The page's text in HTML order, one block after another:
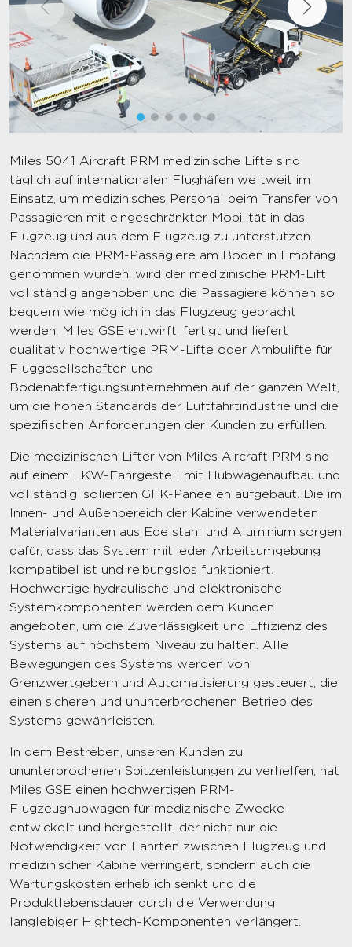
Miles 5041 Aircraft PRM medizinische Lifte sind
täglich auf internationalen Flughäfen weltweit im
Einsatz, um medizinisches Personal beim Transfer von
Passagieren mit eingeschränkter Mobilität in das
Flugzeug und aus dem Flugzeug zu unterstützen.
Nachdem die PRM-Passagiere am Boden in Empfang
genommen wurden, wird der medizinische PRM-Lift
vollständig angehoben und die Passagiere können so
bequem wie möglich in das Flugzeug gebracht
werden. Miles GSE entwirft, fertigt und liefert
qualitativ hochwertige PRM-Lifte oder Ambulifte für
Fluggesellschaften und
Bodenabfertigungsunternehmen auf der ganzen Welt,
um die hohen Standards der Luftfahrtindustrie und die
spezifischen Anforderungen der Kunden zu erfüllen.
Die medizinischen Lifter von Miles Aircraft PRM sind
auf einem LKW-Fahrgestell mit Hubwagenaufbau und
vollständig isolierten GFK-Paneelen aufgebaut. Die im
Innen- und Außenbereich der Kabine verwendeten
Materialvarianten aus Edelstahl und Aluminium sorgen
dafür, dass das System mit jeder Arbeitsumgebung
kompatibel ist und reibungslos funktioniert.
Hochwertige hydraulische und elektronische
Systemkomponenten werden dem Kunden
angeboten, um die Zuverlässigkeit und Effizienz des
Systems auf höchstem Niveau zu halten. Alle
Bewegungen des Systems werden von
Grenzwertgebern und Automatisierung gesteuert, die
einen sicheren und ununterbrochenen Betrieb des
Systems gewährleisten.
In dem Bestreben, unseren Kunden zu
ununterbrochenen Spitzenleistungen zu verhelfen, hat
Miles GSE einen hochwertigen PRM-
Flugzeughubwagen für medizinische Zwecke
entwickelt und hergestellt, der nicht nur die
Notwendigkeit von Fahrten zwischen Flugzeug und
medizinischer Kabine verringert, sondern auch die
Wartungskosten erheblich senkt und die
Produktlebensdauer durch die Verwendung
langlebiger Hightech-Komponenten verlängert.